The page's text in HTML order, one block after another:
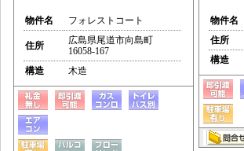
物件名 フォレストコート
住所
広島県尾道市向島町
16058-167
構造
木造
物件名
住所
構造